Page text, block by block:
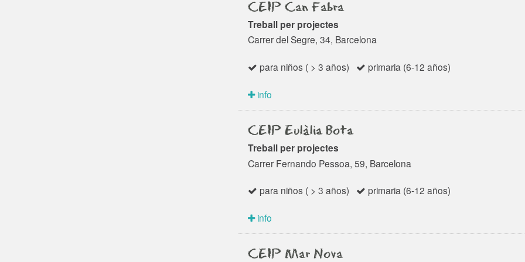
CEIP Can Fabra
Treball per projectes
Carrer del Segre, 34, Barcelona
para niños ( > 3 años) primaria (6-12 años)
info
CEIP Eulàlia Bota
Treball per projectes
Carrer Fernando Pessoa, 59, Barcelona
para niños ( > 3 años) primaria (6-12 años)
info
CEIP Mar Nova